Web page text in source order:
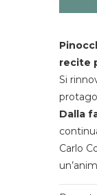
recite
Si
Dalla
Carlo